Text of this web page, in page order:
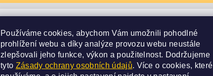
Používáme cookies, abychom Vám umožnili pohodlné
prohlížení webu a díky analýze provozu webu neustále
zlepšovali jeho funkce, výkon a použitelnost. Dodržujeme
tyto Zásady ochrany osobních údajů. Více o cookies, které